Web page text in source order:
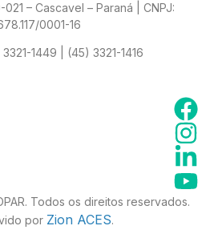
– Cascavel – Paraná | CNPJ:
0001-16
1449 | (45) 3321-1416
Todos os direitos reservados.
por Zion ACES.